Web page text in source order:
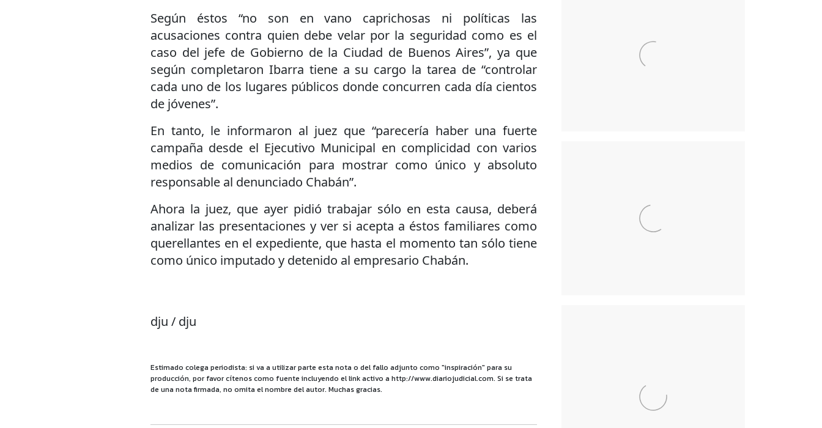
Según éstos “no son en vano caprichosas ni políticas las
acusaciones contra quien debe velar por la seguridad como es el
caso del jefe de Gobierno de la Ciudad de Buenos Aires”, ya que
según completaron Ibarra tiene a su cargo la tarea de “controlar
cada uno de los lugares públicos donde concurren cada día cientos
de jóvenes”.
En tanto, le informaron al juez que “parecería haber una fuerte
campaña desde el Ejecutivo Municipal en complicidad con varios
medios de comunicación para mostrar como único y absoluto
responsable al denunciado Chabán”.
Ahora la juez, que ayer pidió trabajar sólo en esta causa, deberá
analizar las presentaciones y ver si acepta a éstos familiares como
querellantes en el expediente, que hasta el momento tan sólo tiene
como único imputado y detenido al empresario Chabán.
dju / dju
Estimado colega periodista: si va a utilizar parte esta nota o del fallo adjunto como "inspiración" para su
producción, por favor cítenos como fuente incluyendo el link activo a http://www.diariojudicial.com. Si se trata
de una nota firmada, no omita el nombre del autor. Muchas gracias.